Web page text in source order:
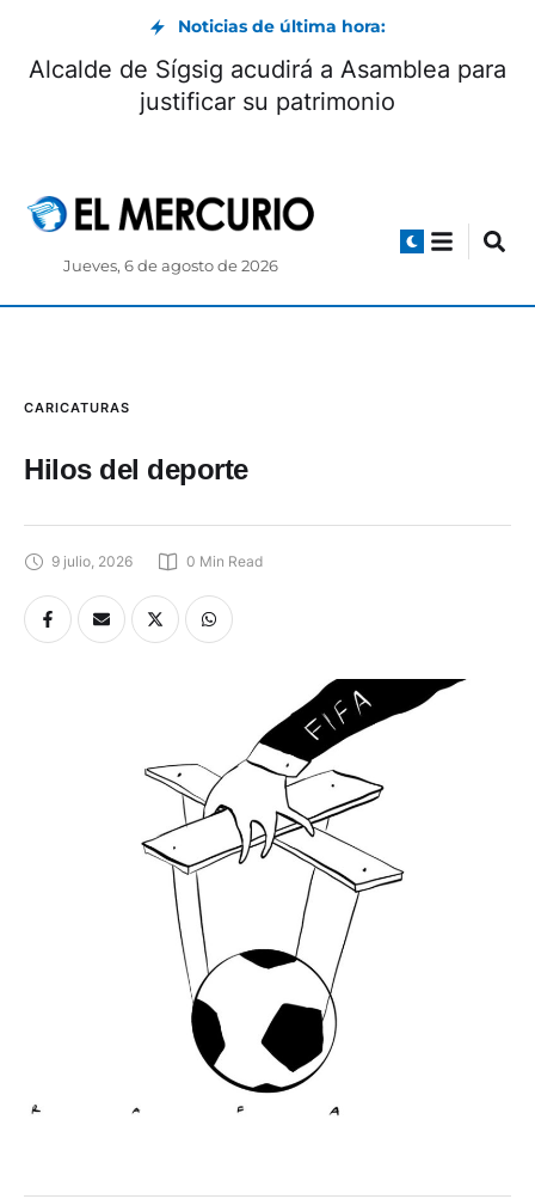
Noticias de última hora:
Alcalde de Sígsig acudirá a Asamblea para
justificar su patrimonio
Jueves, 6 de agosto de 2026
CARICATURAS
Hilos del deporte
9 julio, 2026 0 Min Read